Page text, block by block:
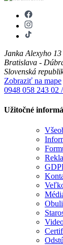
Janka Alexyho 13
Bratislava -
Slovenská
Zobraziť na mape
0948 058 243 02
Užitočné